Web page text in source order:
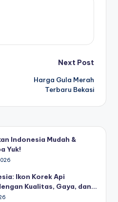
Next Post
Harga Gula Merah
Terbaru Bekasi
Indonesia Mudah &
Yuk!
Ikon Korek Api
Kualitas, Gaya, dan…